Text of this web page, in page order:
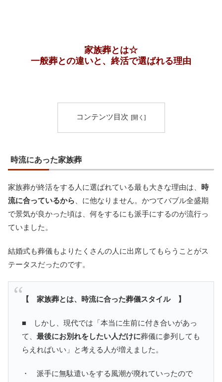
家族葬とは☆
一般葬との違いと、終活で選ばれる理由
コンテンツ目次
時流にあった家族葬
家族葬が終活をする人に選ばれている最も大きな理由は、 時
流に合っているから 、に他なりません。かつてバブル全盛期
で景気が良かった頃は、何をするにも派手にするのが流行っ
ていました。
結婚式も葬儀もよりたくさんの人に出席してもらうことがス
テータスだったのです。
【 家族葬とは、時流に合った葬儀スタイル 】
■ しかし、現代では「本当に生前に付き合いがあっ
て、 最後にお別れをしたい人だけに葬儀に参列しても
らえればいい」と考える人が増えました。
・ 派手に無駄遣いをする風潮が廃れていったので